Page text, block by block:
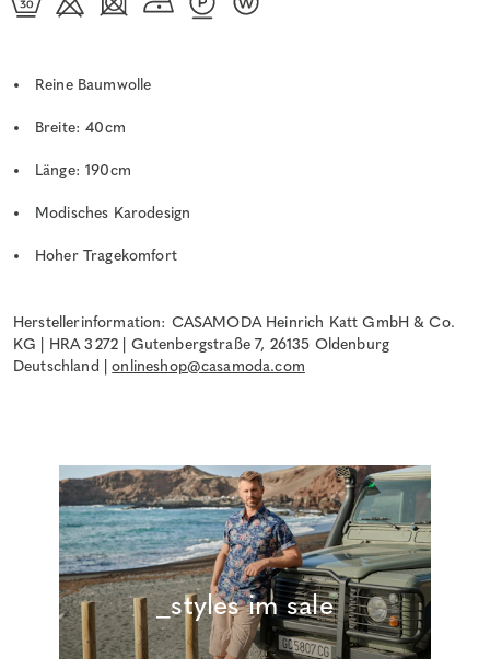
Reine Baumwolle
Breite: 40cm
Länge: 190cm
Modisches Karodesign
Hoher Tragekomfort
Herstellerinformation: CASAMODA Heinrich Katt GmbH & Co.
KG | HRA 3272 | Gutenbergstraße 7, 26135 Oldenburg
Deutschland |onlineshop@casamoda.com
_styles im sale